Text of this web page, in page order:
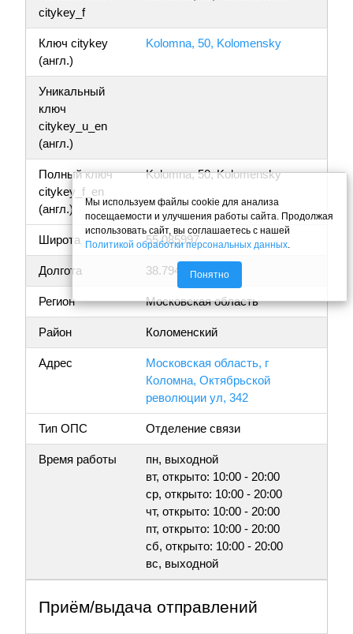
citykey_f
Ключ citykey
(англ.)
Kolomna, 50, Kolomensky
Уникальный
ключ
citykey_u_en
(англ.)
Полный ключ
citykey_f_en
(англ.)
Kolomna, 50, Kolomensky
Широта 55.085997
Долгота 38.794473
Регион Московская область
Район Коломенский
Адрес
Московская область, г
Коломна, Октябрьской
революции ул, 342
Тип ОПС Отделение связи
Время работы
пн, выходной
вт, открыто: 10:00 - 20:00
ср, открыто: 10:00 - 20:00
чт, открыто: 10:00 - 20:00
пт, открыто: 10:00 - 20:00
сб, открыто: 10:00 - 20:00
вс, выходной
Приём/выдача отправлений
Мы используем файлы cookie для анализа
посещаемости и улучшения работы сайта. Продолжая
использовать сайт, вы соглашаетесь с нашей
Политикой обработки персональных данных
Понятно